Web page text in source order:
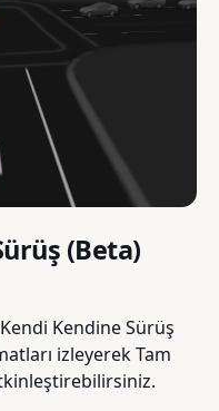
(Beta)
Kendine Sürüş
izleyerek Tam